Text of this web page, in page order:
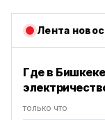
Лента
Где в
только что